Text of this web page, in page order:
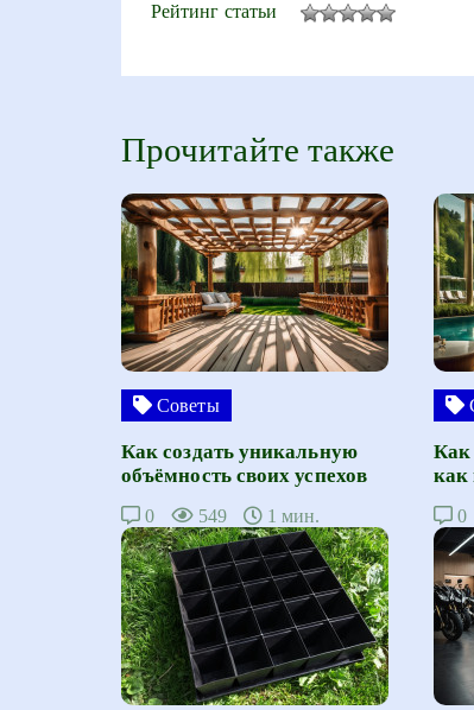
Рейтинг статьи
Прочитайте также
Советы
Как создать уникальную
объёмность своих успехов
0 549 1 мин.
Как
как
0